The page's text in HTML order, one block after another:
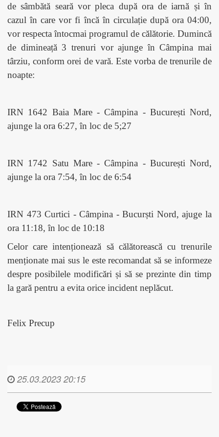
de sâmbătă seară vor pleca după ora de iarnă și în
cazul în care vor fi încă în circulație după ora 04:00,
vor respecta întocmai programul de călătorie. Dumincă
de dimineață 3 trenuri vor ajunge în Câmpina mai
târziu, conform orei de vară. Este vorba de trenurile de
noapte:
IRN 1642 Baia Mare - Câmpina - București Nord,
ajunge la ora 6:27, în loc de 5;27
IRN 1742 Satu Mare - Câmpina - București Nord,
ajunge la ora 7:54, în loc de 6:54
IRN 473 Curtici - Câmpina - Bucurști Nord, ajuge la
ora 11:18, în loc de 10:18
Celor care intenționează să călătorească cu trenurile
menționate mai sus le este recomandat să se informeze
despre posibilele modificări și să se prezinte din timp
la gară pentru a evita orice incident neplăcut.
Felix Precup
25.03.2023 20:15